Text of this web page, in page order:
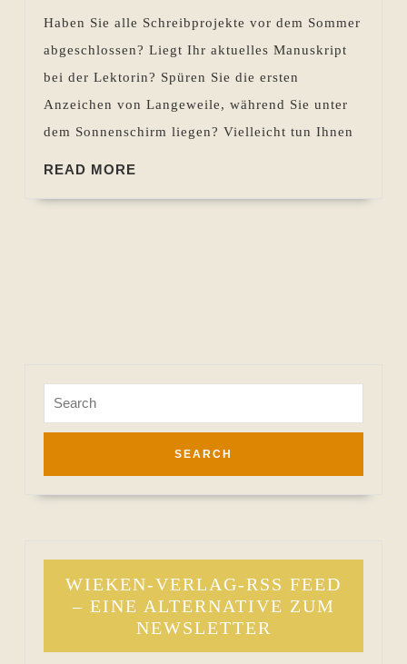
Haben Sie alle Schreibprojekte vor dem Sommer
abgeschlossen? Liegt Ihr aktuelles Manuskript
bei der Lektorin? Spüren Sie die ersten
Anzeichen von Langeweile, während Sie unter
dem Sonnenschirm liegen? Vielleicht tun Ihnen
READ MORE
for:
WIEKEN-VERLAG-RSS FEED
– EINE ALTERNATIVE ZUM
NEWSLETTER